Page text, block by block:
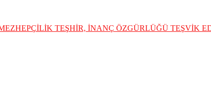
TEŞHİR, İNANÇ ÖZGÜRLÜĞÜ TEŞVİK